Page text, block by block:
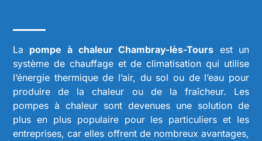
La pompe à chaleur Chambray-lès-Tours est un
système de chauffage et de climatisation qui utilise
l’énergie thermique de l’air, du sol ou de l’eau pour
produire de la chaleur ou de la fraîcheur. Les
pompes à chaleur sont devenues une solution de
plus en plus populaire pour les particuliers et les
entreprises, car elles offrent de nombreux avantages,